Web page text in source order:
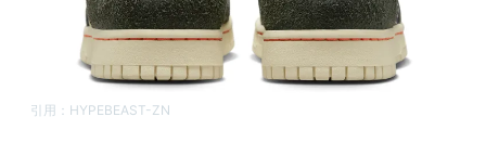
引用： HYPEBEAST-ZN